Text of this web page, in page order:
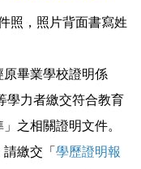
照，照片背面書寫姓
畢業學校證明係
學力者繳交符合教育
之相關證明文件。
請繳交「 學歷證明報